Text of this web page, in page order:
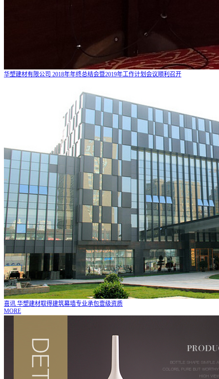
华塑建材有限公司 2018年年终总结会暨2019年工作计划会议顺利召开
喜讯 华塑建材取得建筑幕墙专业承包壹级资质
MORE